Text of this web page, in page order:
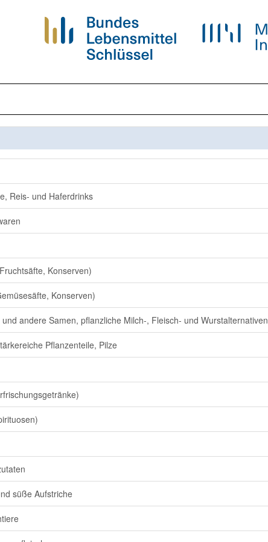
Reis- und Haferdrinks
Konserven)
Konserven)
andere Samen, pflanzliche Milch-, Fleisch- und Wurstalternativen
Pflanzenteile, Pilze
süße Aufstriche